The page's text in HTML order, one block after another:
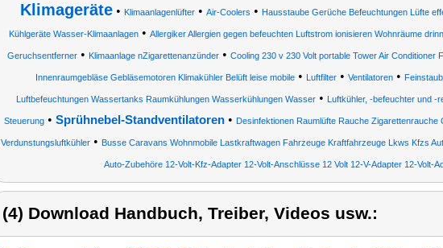
Klimageräte • Klimaanlagenlüfter • Air-Coolers • Hausstaube Gerüche Befeuchtungen Lüfte
Kühlgeräte Wasser-Klimaanlagen• Allergiker Allergien gegen befeuchten Luftstrom ionisieren Wohnräume
Geruchsentferner • Klimaanlage nZigarettenanzünder • Cooling 230 v 230 Volt portable Tower Air Conditioner
Innenraumgebläse Gebläsemotoren Klimakühler Belüft leise mobile • Luftfilter • Ventilatoren •
Luftbefeuchtungen Wassertanks Raumkühlungen Wasserkühlungen Wasser• Luftkühler, -befeuchter und -
Steuerung • Sprühnebel-Standventilatoren • Desinfektionen Raumlüfte Rauche Zigarettenrauche
Verdunstungsluftkühler• Busse Caravans Wohnmobile Lastkraftwagen Fahrzeuge Kraftfahrzeuge Lkws Kfzs
Auto-Zubehöre 12-Volt-Kfz-Adapter 12-Volt-Anschlüsse 12 Volt 12-V-Adapter 12-Volt-
(4) Download Handbuch, Treiber, Videos usw.: